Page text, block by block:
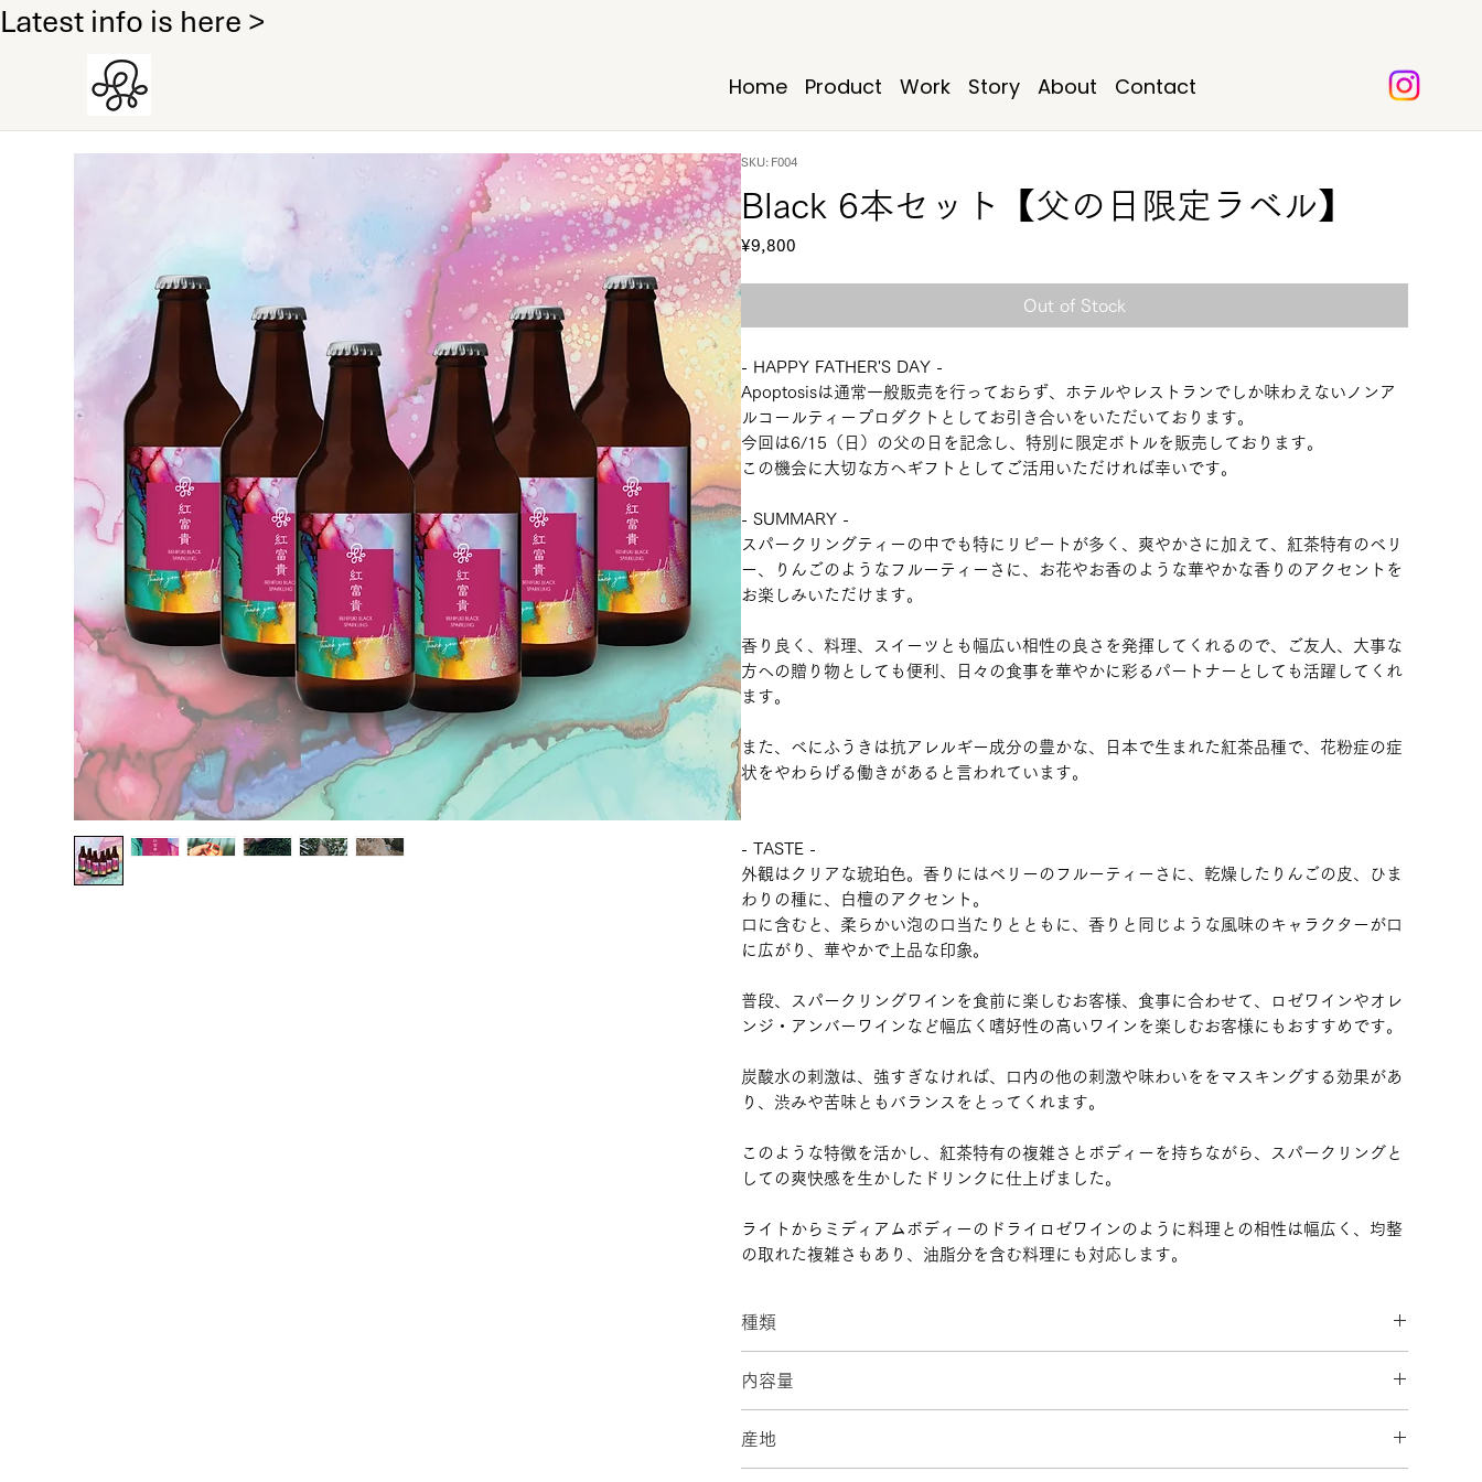
Latest info is here >
Home Product Work Story About Contact
SKU: F004
Black 6本セット【父の日限定ラベル】
¥9,800
Out of Stock
- HAPPY FATHER'S DAY -
Apoptosisは通常一般販売を行っておらず、ホテルやレストランでしか味わえないノンア
ルコールティープロダクトとしてお引き合いをいただいております。
今回は6/15（日）の父の日を記念し、特別に限定ボトルを販売しております。
この機会に大切な方へギフトとしてご活用いただければ幸いです。
- SUMMARY -
スパークリングティーの中でも特にリピートが多く、爽やかさに加えて、紅茶特有のベリ
ー、りんごのようなフルーティーさに、お花やお香のような華やかな香りのアクセントを
お楽しみいただけます。
香り良く、料理、スイーツとも幅広い相性の良さを発揮してくれるので、ご友人、大事な
方への贈り物としても便利、日々の食事を華やかに彩るパートナーとしても活躍してくれ
ます。
また、べにふうきは抗アレルギー成分の豊かな、日本で生まれた紅茶品種で、花粉症の症
状をやわらげる働きがあると言われています。
- TASTE -
外観はクリアな琥珀色。香りにはベリーのフルーティーさに、乾燥したりんごの皮、ひま
わりの種に、白檀のアクセント。
口に含むと、柔らかい泡の口当たりとともに、香りと同じような風味のキャラクターが口
に広がり、華やかで上品な印象。
普段、スパークリングワインを食前に楽しむお客様、食事に合わせて、ロゼワインやオレ
ンジ・アンバーワインなど幅広く嗜好性の高いワインを楽しむお客様にもおすすめです。
炭酸水の刺激は、強すぎなければ、口内の他の刺激や味わいををマスキングする効果があ
り、渋みや苦味ともバランスをとってくれます。
このような特徴を活かし、紅茶特有の複雑さとボディーを持ちながら、スパークリングと
しての爽快感を生かしたドリンクに仕上げました。
ライトからミディアムボディーのドライロゼワインのように料理との相性は幅広く、均整
の取れた複雑さもあり、油脂分を含む料理にも対応します。
種類
内容量
産地